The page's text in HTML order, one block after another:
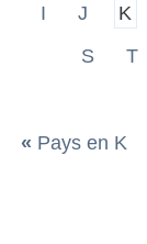
I
J K
S
T
« Pays en K